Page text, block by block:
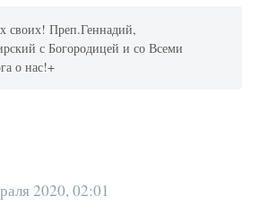
своих! Преп.Геннадий,
с Богородицей и со Всеми
о нас!+
2020, 02:01